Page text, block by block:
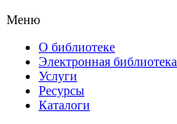
Меню
О библиотеке
Электронная библиотека
Услуги
Ресурсы
Каталоги